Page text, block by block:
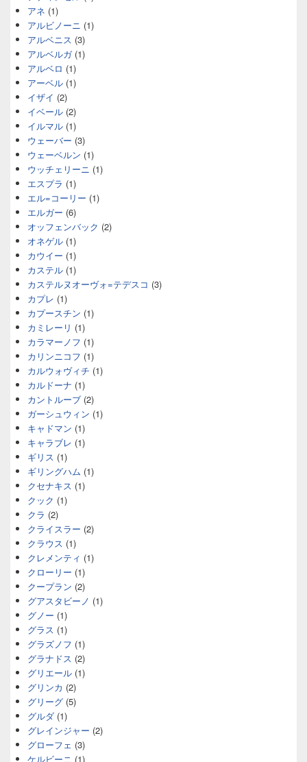
アネ (1)
アルビノーニ (1)
アルベニス (3)
アルベルガ(1)
アルベロ (1)
アーベル (1)
イザイ (2)
イベール (2)
イルマル (1)
ウェーバー (3)
ウェーベルン (1)
ウッチェリーニ (1)
エスプラ (1)
エル=コーリー (1)
エルガー (6)
オッフェンバック (2)
オネゲル (1)
カウイー (1)
カステル (1)
カステルヌオーヴォ=テデスコ (3)
カプレ (1)
カプースチン (1)
カミレーリ (1)
カラマーノフ (1)
カリンニコフ (1)
カルウォヴィチ (1)
カルドーナ (1)
カントルーブ (2)
ガーシュウィン (1)
キャドマン (1)
キャラブレ (1)
ギリス (1)
ギリングハム (1)
クセナキス (1)
クック (1)
クラ (2)
クライスラー (2)
クラウス (1)
クレメンティ (1)
クローリー (1)
クープラン (2)
グアスタビーノ (1)
グノー (1)
グラス (1)
グラズノフ (1)
グラナドス (2)
グリエール (1)
グリンカ (2)
グリーグ (5)
グルダ (1)
グレインジャー (2)
グローフェ (3)
ケルビーニ (1)